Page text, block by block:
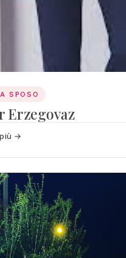
SPOSO
Erzegovaz
→